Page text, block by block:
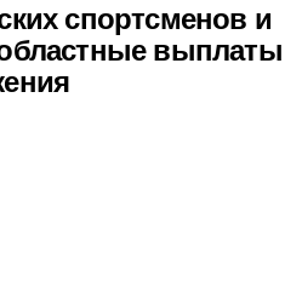
спортсменов и
выплаты